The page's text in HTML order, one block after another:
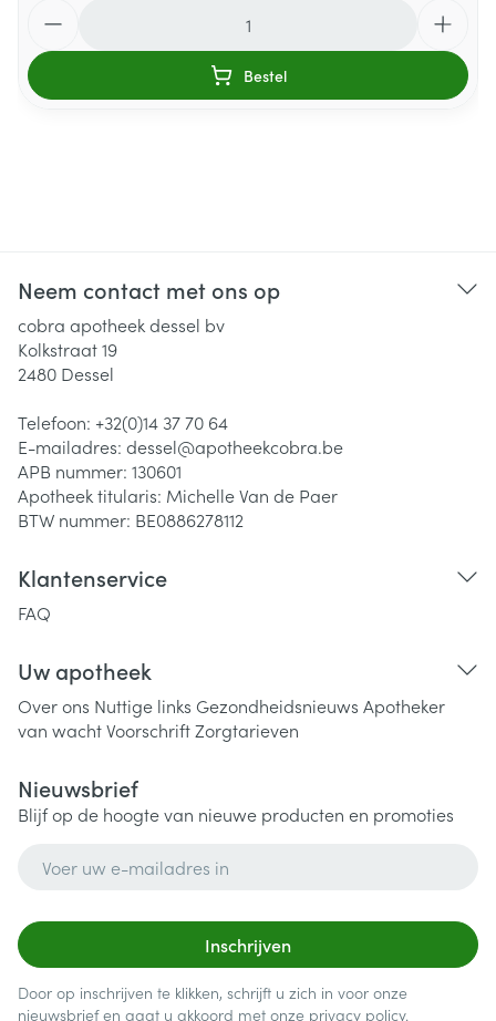
Bestel
Neem contact met ons op
cobra apotheek dessel bv
Kolkstraat 19
2480 Dessel
Telefoon: +32(0)14 37 70 64
E-mailadres: dessel@apotheekcobra.be
APB nummer: 130601
Apotheek titularis: Michelle Van de Paer
BTW nummer: BE0886278112
Klantenservice
FAQ
Uw apotheek
Over ons Nuttige links Gezondheidsnieuws Apotheker
van wachtVoorschriftZorgtarieven
Nieuwsbrief
Blijf op de hoogte van nieuwe producten en promoties
Inschrijven
Door op inschrijven te klikken, schrijft u zich in voor onze
nieuwsbrief en gaat u akkoord met onze privacy policy.